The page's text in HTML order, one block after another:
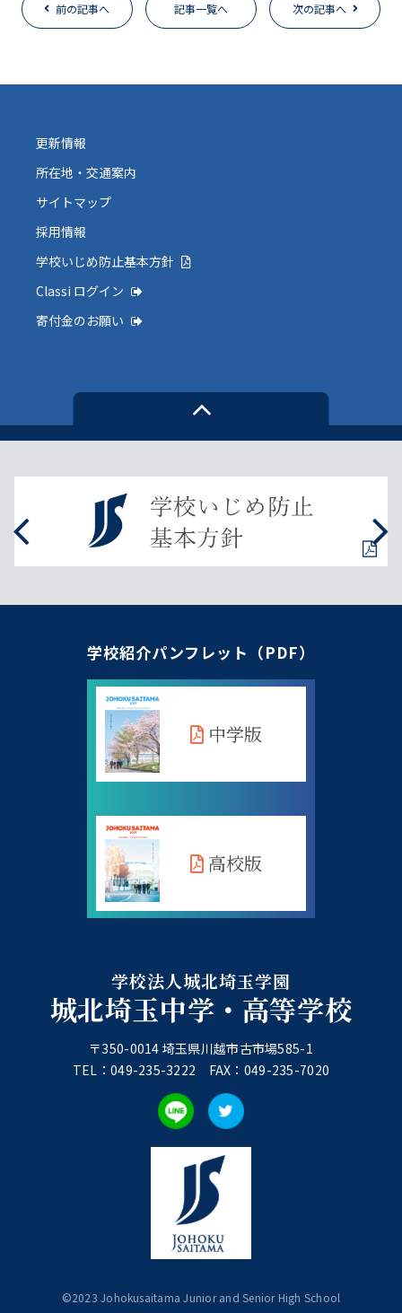
前の記事へ 記事一覧へ 次の記事へ
更新情報
所在地・交通案内
サイトマップ
採用情報
学校いじめ防止基本方針
Classi ログイン
寄付金のお願い
学校法人城北埼玉学園
城北埼玉中学・高等学校
〒350-0014 埼玉県川越市古市場585-1
TEL：049-235-3222 FAX：049-235-7020
学校紹介パンフレット（PDF）
中学版
高校版
©︎2023 Johokusaitama Junior and Senior High School